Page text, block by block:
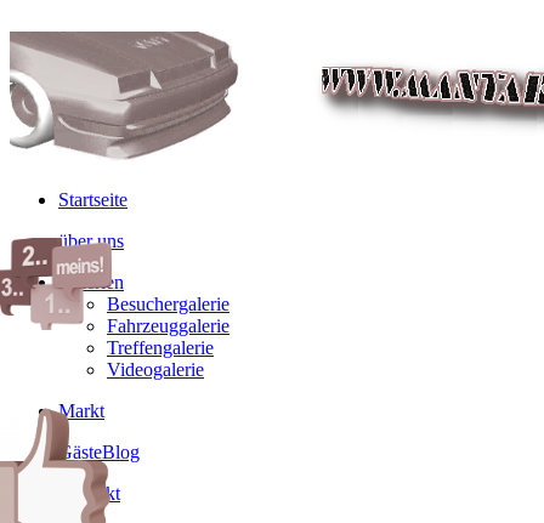
Startseite
über uns
Galerien
Besuchergalerie
Fahrzeuggalerie
Treffengalerie
Videogalerie
Markt
GästeBlog
Kontakt